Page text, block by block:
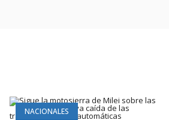
NACIONALES